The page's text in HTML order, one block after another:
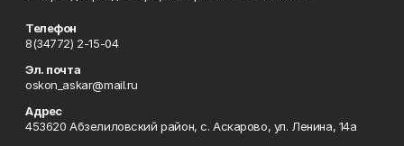
Телефон
8(34772) 2-15-04
Эл. почта
oskon_askar@mail.ru
Адрес
453620 Абзелиловский район, с. Аскарово, ул. Ленина, 14а